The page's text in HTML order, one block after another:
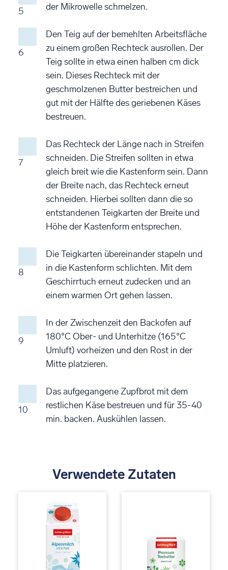
5
der Mikrowelle schmelzen.
6
Den Teig auf der bemehlten Arbeitsfläche
zu einem großen Rechteck ausrollen. Der
Teig sollte in etwa einen halben cm dick
sein. Dieses Rechteck mit der
geschmolzenen Butter bestreichen und
gut mit der Hälfte des geriebenen Käses
bestreuen.
7
Das Rechteck der Länge nach in Streifen
schneiden. Die Streifen sollten in etwa
gleich breit wie die Kastenform sein. Dann
der Breite nach, das Rechteck erneut
schneiden. Hierbei sollten dann die so
entstandenen Teigkarten der Breite und
Höhe der Kastenform entsprechen.
8
Die Teigkarten übereinander stapeln und
in die Kastenform schlichten. Mit dem
Geschirrtuch erneut zudecken und an
einem warmen Ort gehen lassen.
9
In der Zwischenzeit den Backofen auf
180°C Ober- und Unterhitze (165°C
Umluft) vorheizen und den Rost in der
Mitte platzieren.
10
Das aufgegangene Zupfbrot mit dem
restlichen Käse bestreuen und für 35-40
min. backen. Auskühlen lassen.
Verwendete Zutaten